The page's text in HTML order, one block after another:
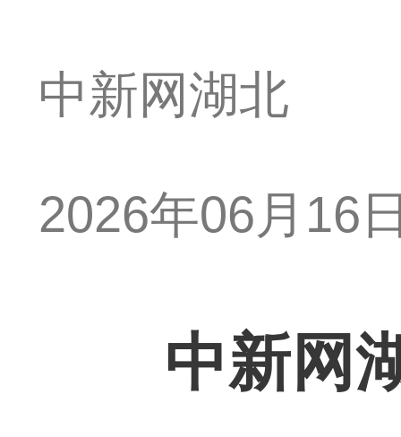
中新网湖北
2026年06月16
中新网